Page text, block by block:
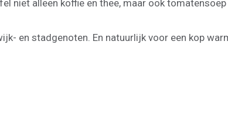
niet alleen koffie en thee, maar ook tomatensoep
en stadgenoten. En natuurlijk voor een kop